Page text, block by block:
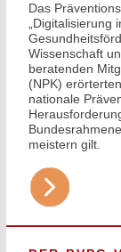
Das
„Digitalisierung
Wissenschaft
beratenden
(NPK)
nationale
meistern gilt.